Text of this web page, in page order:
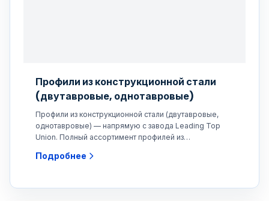
Профили из конструкционной стали
(двутавровые, однотавровые)
Профили из конструкционной стали (двутавровые,
однотавровые) — напрямую с завода Leading Top
Union. Полный ассортимент профилей из
Подробнее